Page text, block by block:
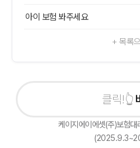
아이 보험 봐주세요
+ 목록
바
케이지에이에셋(주)보험